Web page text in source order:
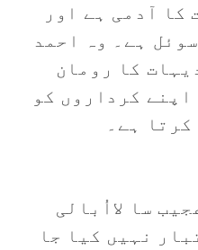
کا آدمی ہے اور
ہے۔ وہ احمد
کا رومان
کرداروں کو
ہے۔
سا لااُبالی
نہیں کیا جا